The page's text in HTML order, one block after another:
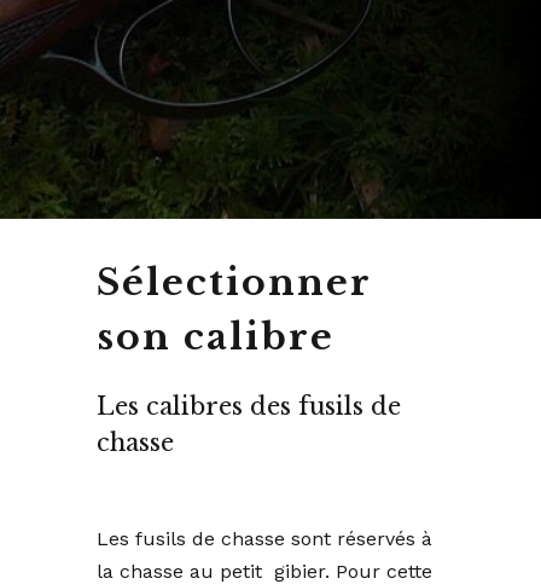
Sélectionner
son calibre
Les calibres des fusils de
chasse
Les fusils de chasse sont réservés à
la chasse au petit gibier. Pour cette